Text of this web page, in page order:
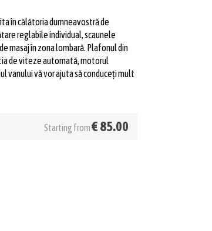
în călătoria dumneavostră de
reglabile individual, scaunele
masaj în zona lombară. Plafonul din
de viteze automată, motorul
vanului vă vor ajuta să conduceți mult
Starting from€85.00